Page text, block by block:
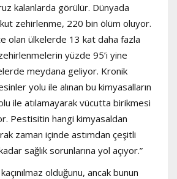
kalanlarda görülür. Dünyada
zehirlenme, 220 bin ölüm oluyor.
olan ülkelerde 13 kat daha fazla
yüzde 95’i yine
meydana geliyor. Kronik
yolu ile alınan bu kimyasalların
ile atılamayarak vücutta birikmesi
Pestisitin hangi kimyasaldan
zaman içinde astımdan çeşitli
sağlık sorunlarına yol açıyor.”
olduğunu, ancak bunun